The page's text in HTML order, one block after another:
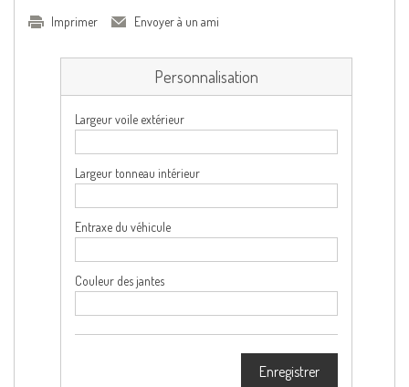
Imprimer Envoyer à un ami
Personnalisation
Largeur voile extérieur
Largeur tonneau intérieur
Entraxe du véhicule
Couleur des jantes
Enregistrer